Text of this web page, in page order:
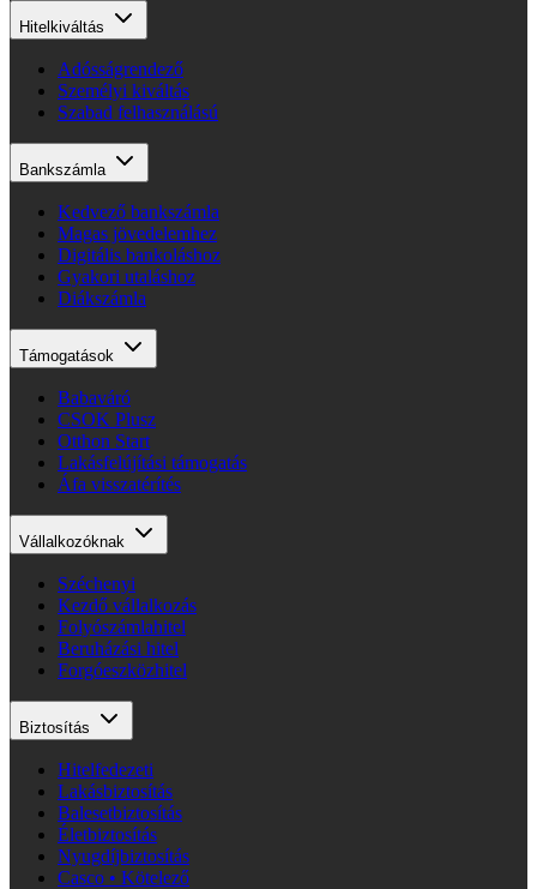
Hitelkiváltás
Adósságrendező
Személyi kiváltás
Szabad felhasználású
Bankszámla
Kedvező bankszámla
Magas jövedelemhez
Digitális bankoláshoz
Gyakori utaláshoz
Diákszámla
Támogatások
Babaváró
CSOK Plusz
Otthon Start
Lakásfelújítási támogatás
Áfa visszatérítés
Vállalkozóknak
Széchenyi
Kezdő vállalkozás
Folyószámlahitel
Beruházási hitel
Forgóeszközhitel
Biztosítás
Hitelfedezeti
Lakásbiztosítás
Balesetbiztosítás
Életbiztosítás
Nyugdíjbiztosítás
Casco • Kötelező